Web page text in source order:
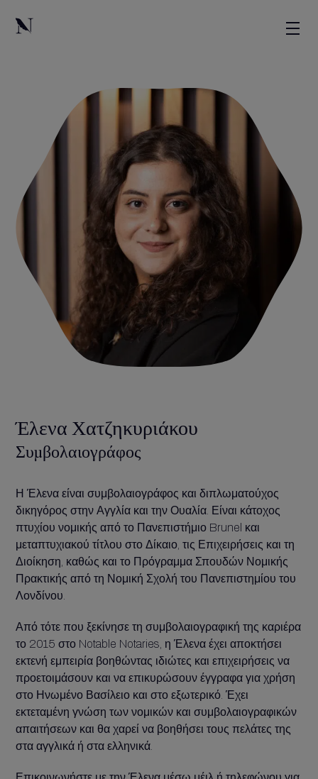
Έλενα Χατζηκυριάκου
Συμβολαιογράφος
Η Έλενα είναι συμβολαιογράφος και διπλωματούχος
δικηγόρος στην Αγγλία και την Ουαλία. Είναι κάτοχος
πτυχίου νομικής από το Πανεπιστήμιο Brunel και
μεταπτυχιακού τίτλου στο Δίκαιο, τις Επιχειρήσεις και τη
Διοίκηση, καθώς και το Πρόγραμμα Σπουδών Νομικής
Πρακτικής από τη Νομική Σχολή του Πανεπιστημίου του
Λονδίνου.
Από τότε που ξεκίνησε τη συμβολαιογραφική της καριέρα
το 2015 στο Notable Notaries, η Έλενα έχει αποκτήσει
εκτενή εμπειρία βοηθώντας ιδιώτες και επιχειρήσεις να
προετοιμάσουν και να επικυρώσουν έγγραφα για χρήση
στο Ηνωμένο Βασίλειο και στο εξωτερικό. Έχει
εκτεταμένη γνώση των νομικών και συμβολαιογραφικών
απαιτήσεων και θα χαρεί να βοηθήσει τους πελάτες της
στα αγγλικά ή στα ελληνικά.